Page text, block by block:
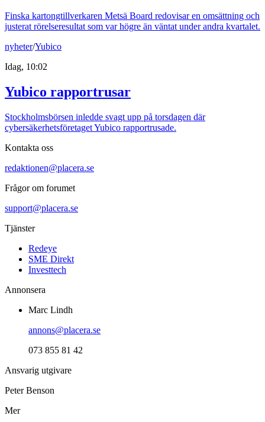
Finska kartongtillverkaren Metsä Board redovisar en omsättning och
justerat rörelseresultat som var högre än väntat under andra kvartalet.
nyheter/Yubico
Idag, 10:02
Yubico rapportrusar
Stockholmsbörsen inledde svagt upp på torsdagen där
cybersäkerhetsföretaget Yubico rapportrusade.
Kontakta oss
redaktionen@placera.se
Frågor om forumet
support@placera.se
Tjänster
Redeye
SME Direkt
Investtech
Annonsera
Marc Lindh
annons@placera.se
073 855 81 42
Ansvarig utgivare
Peter Benson
Mer